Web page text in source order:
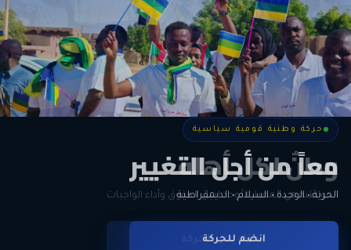
حركة وطنية قومية سياسية
وطنٌ لكل أهله
المواطنة هي المعيار الأوحد لنيل الحقوق وأداء الواجبات
تعرّف على الحركة
حركة وطنية قومية سياسية
معاً من أجل التغيير
الحرية • الوحدة • السلام • الديمقراطية
انضم للحركة